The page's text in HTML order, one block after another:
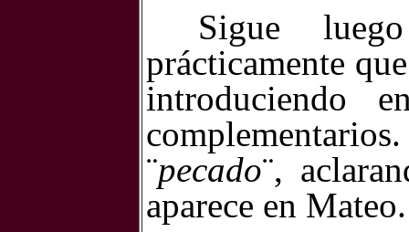
Sigue
prácticamente
introduciendo
¨pecado¨,
aparece en Mateo.